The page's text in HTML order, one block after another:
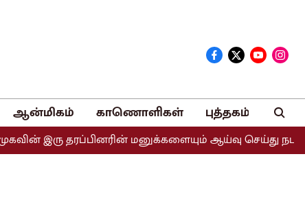
ஆன்மிகம் காணொளிகள் புத்தகம்
இரு தரப்பினரின் மனுக்களையும் ஆய்வு செய்து